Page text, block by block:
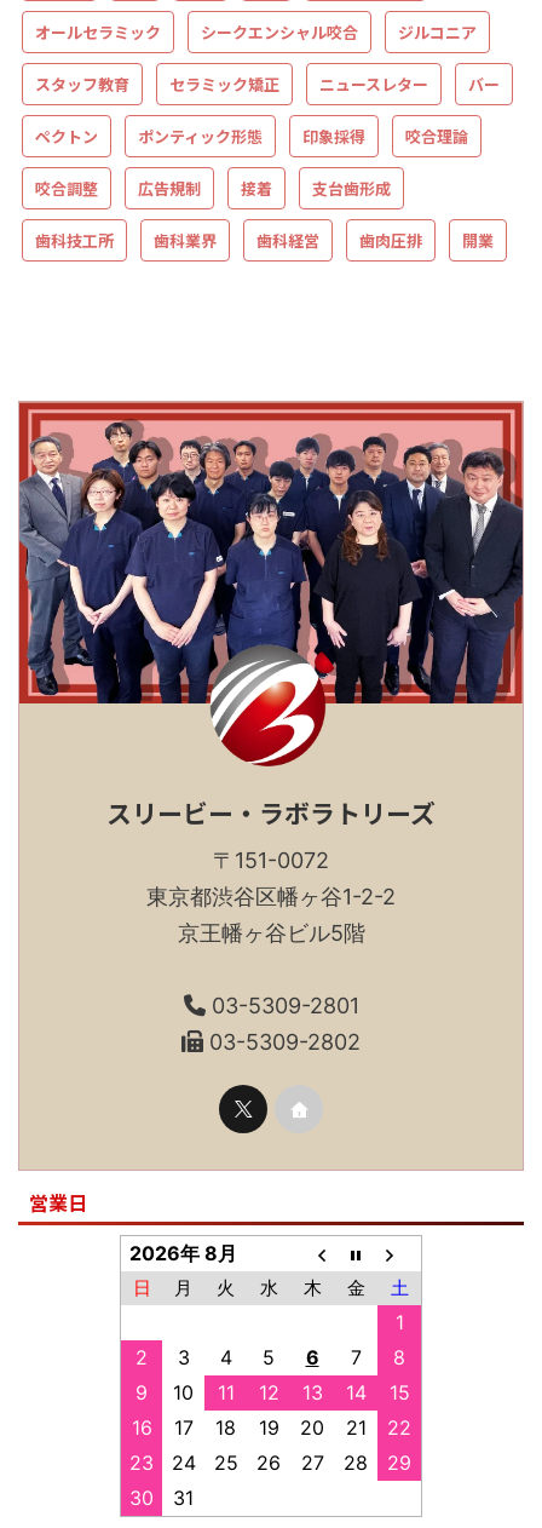
オールセラミック シークエンシャル咬合 ジルコニア
スタッフ教育 セラミック矯正 ニュースレター バー
ペクトン ポンティック形態 印象採得 咬合理論
咬合調整 広告規制 接着 支台歯形成
歯科技工所 歯科業界 歯科経営 歯肉圧排 開業
スリービー・ラボラトリーズ
〒151-0072
東京都渋谷区幡ヶ谷1-2-2
京王幡ヶ谷ビル5階
03-5309-2801
03-5309-2802
営業日
2026年 8月
日 月 火 水 木 金 土
1
2
3 4 5 6 7
8
9
10 11 12 13 14
15
16
17 18 19 20 21
22
23
24 25 26 27 28
29
30
31